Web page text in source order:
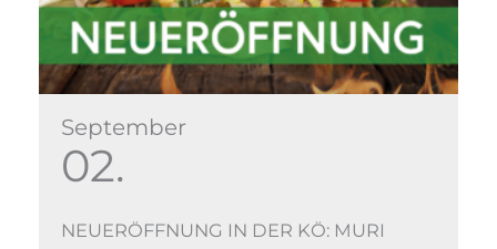
September
02.
NEUERÖFFNUNG IN DER KÖ: MURI